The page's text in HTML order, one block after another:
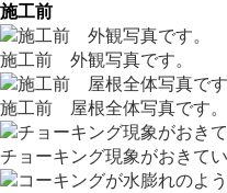
施工前
施工前 外観写真です。
施工前 屋根全体写真です。
チョーキング現象がおきてい